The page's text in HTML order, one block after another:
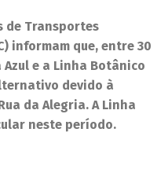
de Transportes
informam que, entre 30
Azul e a Linha Botânico
devido à
da Alegria. A Linha
neste período.